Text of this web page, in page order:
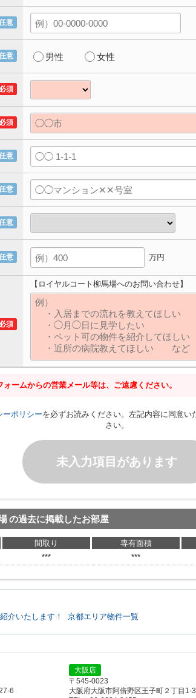
意
意 男性 女性
必須
必須
意
意
意
意 万円
必須
【ロイヤルコート柳馬場へのお問い合わせ】
ームからの営業メール等は、ご遠慮ください。
ーポリシーを必ずお読みください。左記内容に同意
さい。
未入力項目があります
の過去に掲載したお部屋
間取り 専有面積
*** ***
介いたします！ 京都エリア物件一覧
6
大阪店
〒545-0023
大阪府大阪市阿倍野区王子町２丁目1-3